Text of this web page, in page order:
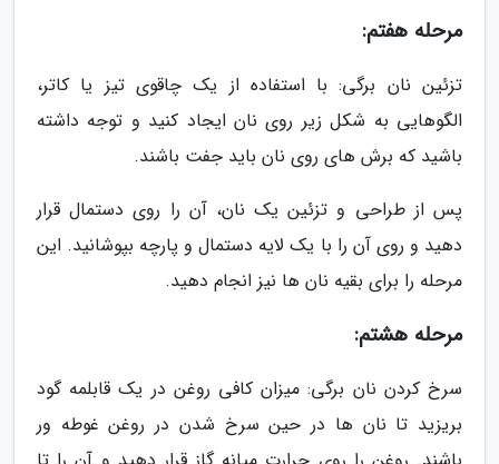
مرحله هفتم:
تزئین نان برگی: با استفاده از یک چاقوی تیز یا کاتر،
الگوهایی به شکل زیر روی نان ایجاد کنید و توجه داشته
باشید که برش های روی نان باید جفت باشند.
پس از طراحی و تزئین یک نان، آن را روی دستمال قرار
دهید و روی آن را با یک لایه دستمال و پارچه بپوشانید. این
مرحله را برای بقیه نان ها نیز انجام دهید.
مرحله هشتم:
سرخ کردن نان برگی: میزان کافی روغن در یک قابلمه گود
بریزید تا نان ها در حین سرخ شدن در روغن غوطه ور